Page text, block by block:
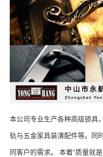
本公司专业生产各种高级锁具
轨与五金家具装潢配件等。同
同客户的需求。 本着“质量就